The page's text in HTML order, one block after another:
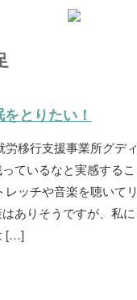
とりたい！
労移行支援事業所グデ
ているなと実感する
レッチや音楽を聴いて
ありそうですが、私
[…]